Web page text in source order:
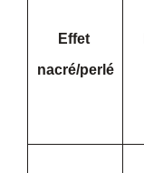
Effet
nacré/perlé